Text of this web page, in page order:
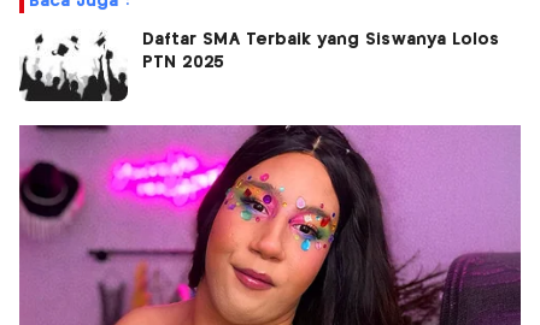
Daftar SMA Terbaik yang Siswanya Lolos
PTN 2025